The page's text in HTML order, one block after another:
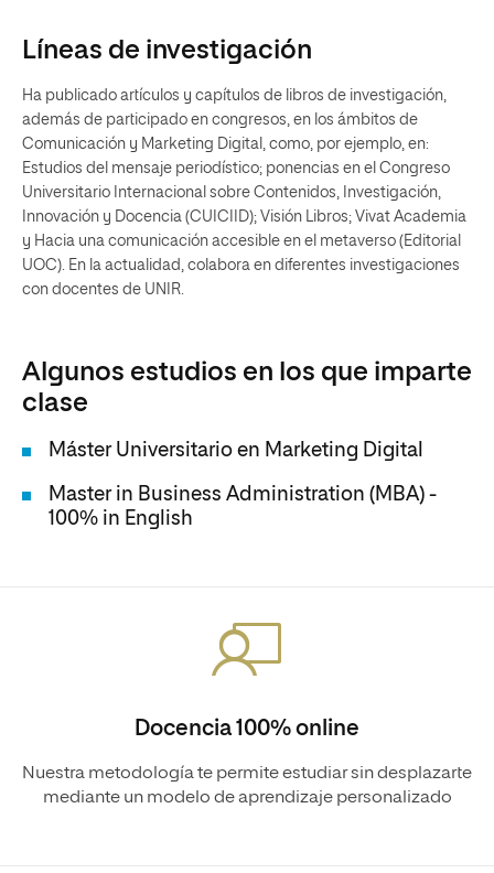
Líneas de investigación
Ha publicado artículos y capítulos de libros de investigación,
además de participado en congresos, en los ámbitos de
Comunicación y Marketing Digital, como, por ejemplo, en:
Estudios del mensaje periodístico; ponencias en el Congreso
Universitario Internacional sobre Contenidos, Investigación,
Innovación y Docencia (CUICIID); Visión Libros; Vivat Academia
y Hacia una comunicación accesible en el metaverso (Editorial
UOC). En la actualidad, colabora en diferentes investigaciones
con docentes de UNIR.
Algunos estudios en los que imparte
clase
Máster Universitario en Marketing Digital
Master in Business Administration (MBA) -
100% in English
Docencia 100% online
Nuestra metodología te permite estudiar sin desplazarte
mediante un modelo de aprendizaje personalizado